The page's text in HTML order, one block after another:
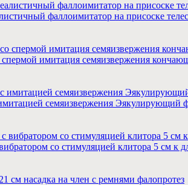
фаллоимитатор на присоске
имитация семяизвержения
семяизвержения Эякулирующий
со стимуляцией клитора 5 см к